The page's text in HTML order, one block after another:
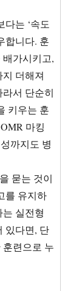
는 ‘속도
합니다. 훈
가시키고,
더해져
서 단순히
키우는 훈
마킹
까지도 병
묻는 것이
를 유지하
실전형
있다면, 단
련으로 누